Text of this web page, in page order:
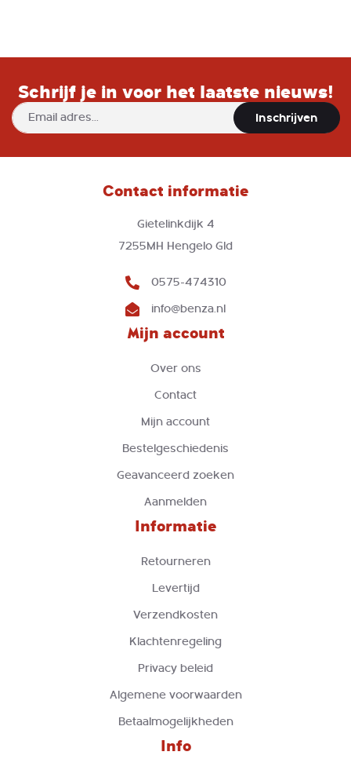
Schrijf je in voor het laatste nieuws!
Abonneer
u
onze
Inschrijven
Contact informatie
Gietelinkdijk 4
7255MH Hengelo Gld
0575-474310
info@benza.nl
Mijn account
Over ons
Contact
Mijn account
Bestelgeschiedenis
Geavanceerd zoeken
Aanmelden
Informatie
Retourneren
Levertijd
Verzendkosten
Klachtenregeling
Privacy beleid
Algemene voorwaarden
Betaalmogelijkheden
Info